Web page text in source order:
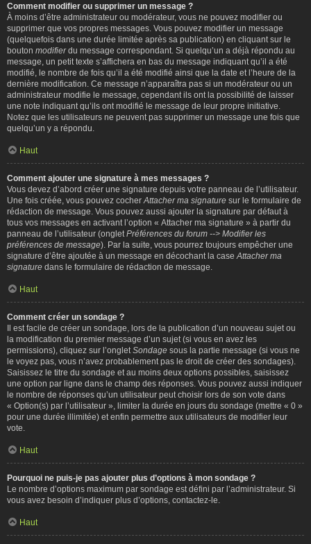
Comment modifier ou supprimer un message ?
À moins d’être administrateur ou modérateur, vous ne pouvez modifier ou
supprimer que vos propres messages. Vous pouvez modifier un message
(quelquefois dans une durée limitée après sa publication) en cliquant sur le
bouton modifierdu message correspondant. Si quelqu’un a déjà répondu au
message, un petit texte s’affichera en bas du message indiquant qu’il a été
modifié, le nombre de fois qu’il a été modifié ainsi que la date et l’heure de la
dernière modification. Ce message n’apparaîtra pas si un modérateur ou un
administrateur modifie le message, cependant ils ont la possibilité de laisser
une note indiquant qu’ils ont modifié le message de leur propre initiative.
Notez que les utilisateurs ne peuvent pas supprimer un message une fois que
quelqu’un y a répondu.
Haut
Comment ajouter une signature à mes messages ?
Vous devez d’abord créer une signature depuis votre panneau de l’utilisateur.
Une fois créée, vous pouvez cocher Attacher ma signature sur le formulaire de
rédaction de message. Vous pouvez aussi ajouter la signature par défaut à
tous vos messages en activant l’option « Attacher ma signature » à partir du
panneau de l’utilisateur (onglet Préférences du forum --> Modifier les
préférences de message). Par la suite, vous pourrez toujours empêcher une
signature d’être ajoutée à un message en décochant la case Attacher ma
signature dans le formulaire de rédaction de message.
Haut
Comment créer un sondage ?
Il est facile de créer un sondage, lors de la publication d’un nouveau sujet ou
la modification du premier message d’un sujet (si vous en avez les
permissions), cliquez sur l’onglet Sondage sous la partie message (si vous ne
le voyez pas, vous n’avez probablement pas le droit de créer des sondages).
Saisissez le titre du sondage et au moins deux options possibles, saisissez
une option par ligne dans le champ des réponses. Vous pouvez aussi indiquer
le nombre de réponses qu’un utilisateur peut choisir lors de son vote dans
« Option(s) par l’utilisateur », limiter la durée en jours du sondage (mettre « 0 »
pour une durée illimitée) et enfin permettre aux utilisateurs de modifier leur
vote.
Haut
Pourquoi ne puis-je pas ajouter plus d’options à mon sondage ?
Le nombre d’options maximum par sondage est défini par l’administrateur. Si
vous avez besoin d’indiquer plus d’options, contactez-le.
Haut